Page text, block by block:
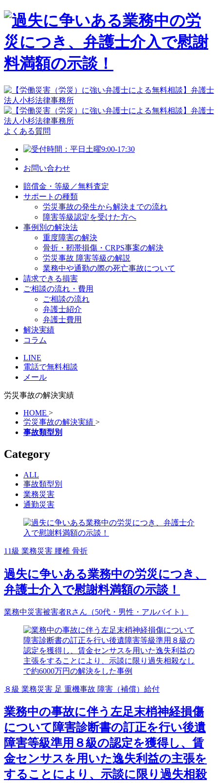
よくある質問
お問い合わせ
賠償金・等級／無料査定
サポートの種類
労災事故の発生から解決までの流れ
障害等級認定を受けた方へ
事例別の解決法
重度障害の解決
骨折・靭帯損傷・CRPS事案の解決
労災事故 障害等級の解説
業務中や通勤の際の死亡事故について
請求できる損害
ご相談の流れ・費用
ご相談の流れ
弁護士紹介
弁護士費用
解決実績
コラム
LINE
電話で無料相談
メール
労災事故の解決実績
HOME >
労災事故の解決実績 >
事故類型別
Category
ALL
事故類型別
業務災害
通勤災害
11級 業務災害 腰椎 骨折
過失に争いある業務中の労災につき、
弁護士介入で慰謝料満額の示談！
業務中災害被害者Rさん（50代・男性・アルバイト）
８級 業務災害 足 重機事故 障害（補償）給付
業務中の事故に伴う左足末梢神経損傷
について障害診断書の訂正を行い後遺
障害等級準用８級の認定を獲得し、賃
金センサスを用いた逸失利益の主張を
することにより、示談に限り過失相殺